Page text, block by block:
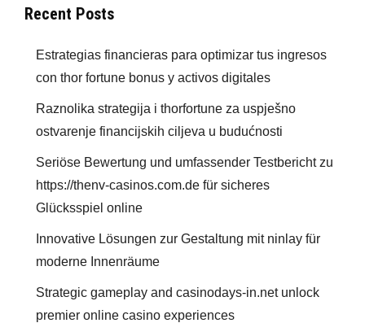
Recent Posts
Estrategias financieras para optimizar tus ingresos
con thor fortune bonus y activos digitales
Raznolika strategija i thorfortune za uspješno
ostvarenje financijskih ciljeva u budućnosti
Seriöse Bewertung und umfassender Testbericht zu
https://thenv-casinos.com.de für sicheres
Glücksspiel online
Innovative Lösungen zur Gestaltung mit ninlay für
moderne Innenräume
Strategic gameplay and casinodays-in.net unlock
premier online casino experiences